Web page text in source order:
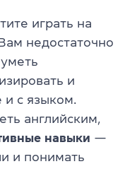
играть на
недостаточно
и
и с языком.
английским,
навыки —
и понимать